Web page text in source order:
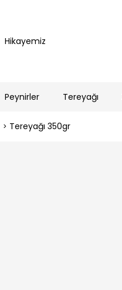
Hikayemiz
Peynirler Tereyağı
Tereyağı 350gr